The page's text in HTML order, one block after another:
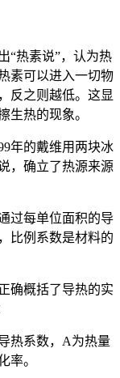
“热素说”，认为热
素可以进入一切物
反之则越低。这显
生热的现象。
年的戴维用两块冰
，确立了热源来源
过每单位面积的导
比例系数是材料的
确概括了导热的实
热系数，A为热量
率。